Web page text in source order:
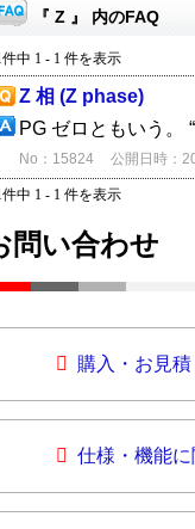
『 Z 』 内のFAQ
件中 1 - 1 件を表示
Z 相 (Z phase)
PG ゼロともいう。
No：15824 公開日時：
件中 1 - 1 件を表示
問い合わせ
購入・お見
仕様・機能